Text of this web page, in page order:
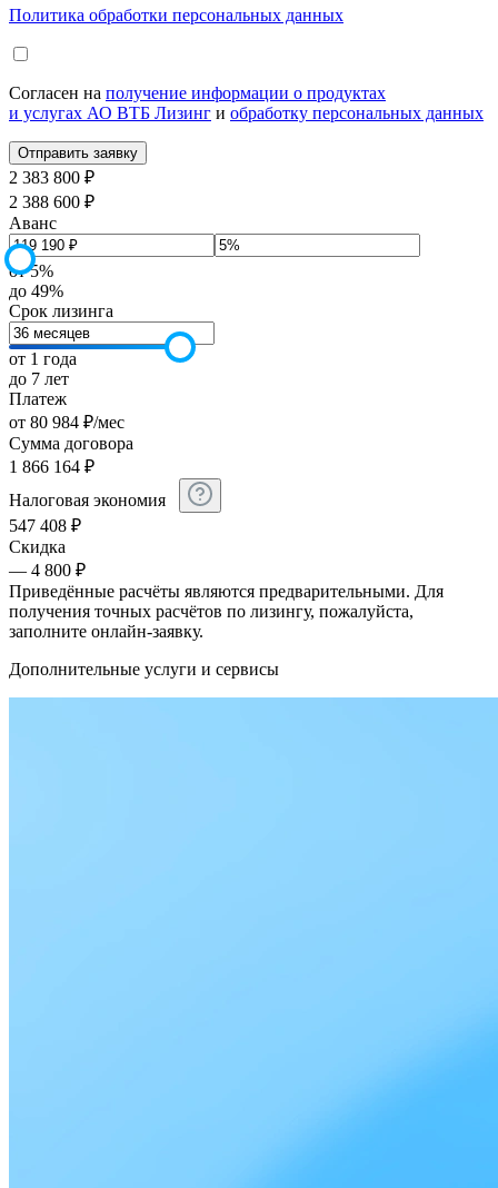
Политика обработки персональных данных
Согласен на получение информации о продуктах
и услугах АО ВТБ Лизинг и обработку персональных данных
2 383 800 ₽
2 388 600 ₽
Аванс
от 5%
до 49%
Срок лизинга
от 1 года
до 7 лет
Платеж
от 80 984 ₽/мес
Сумма договора
1 866 164 ₽
Налоговая экономия
547 408 ₽
Скидка
— 4 800 ₽
Приведённые расчёты являются предварительными. Для
получения точных расчётов по лизингу, пожалуйста,
заполните онлайн-заявку.
Дополнительные услуги и сервисы